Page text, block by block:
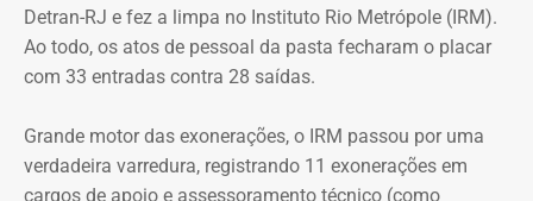
Detran-RJ e fez a limpa no Instituto Rio Metrópole (IRM).
Ao todo, os atos de pessoal da pasta fecharam o placar
com 33 entradas contra 28 saídas.
Grande motor das exonerações, o IRM passou por uma
verdadeira varredura, registrando 11 exonerações em
cargos de apoio e assessoramento técnico (como